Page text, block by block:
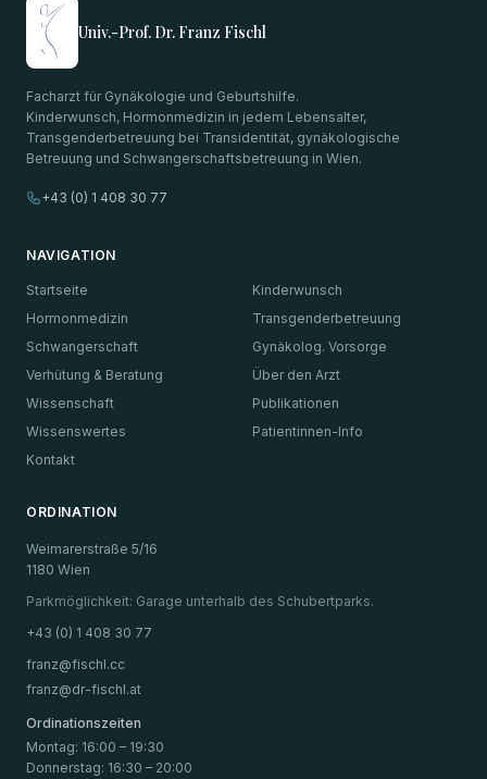
Univ.-Prof. Dr. Franz Fischl
Facharzt für Gynäkologie und Geburtshilfe.
Kinderwunsch, Hormonmedizin in jedem Lebensalter,
Transgenderbetreuung bei Transidentität, gynäkologische
Betreuung und Schwangerschaftsbetreuung in Wien.
+43 (0) 1 408 30 77
NAVIGATION
Startseite
Kinderwunsch
Hormonmedizin
Transgenderbetreuung
Schwangerschaft
Gynäkolog. Vorsorge
Verhütung & Beratung
Über den Arzt
Wissenschaft
Publikationen
Wissenswertes
Patientinnen-Info
Kontakt
ORDINATION
Weimarerstraße 5/16
1180 Wien
Parkmöglichkeit: Garage unterhalb des Schubertparks.
+43 (0) 1 408 30 77
franz@fischl.cc
franz@dr-fischl.at
Ordinationszeiten
Montag: 16:00 – 19:30
Donnerstag: 16:30 – 20:00